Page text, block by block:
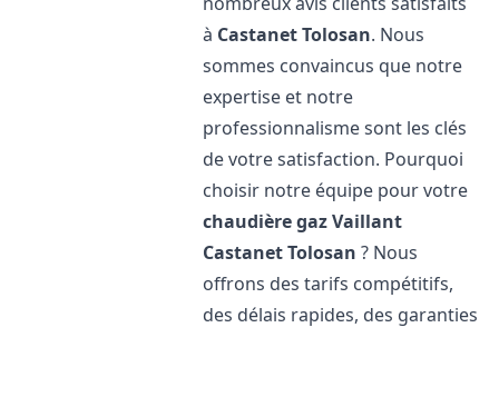
à Castanet Tolosan. Nous
sommes convaincus que notre
expertise et notre
professionnalisme sont les clés
de votre satisfaction. Pourquoi
choisir notre équipe pour votre
chaudière gaz Vaillant
Castanet Tolosan ? Nous
offrons des tarifs compétitifs,
des délais rapides, des garanties